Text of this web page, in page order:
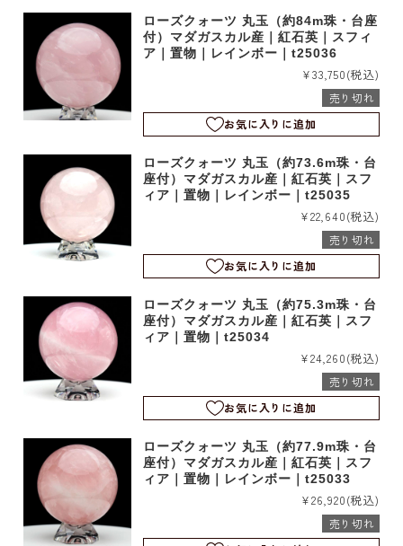
ローズクォーツ 丸玉（約84m珠・台座
付）マダガスカル産｜紅石英｜スフィ
ア｜置物｜レインボー｜t25036
¥33,750(税込)
売り切れ
お気に入りに追加
ローズクォーツ 丸玉（約73.6m珠・台
座付）マダガスカル産｜紅石英｜スフ
ィア｜置物｜レインボー｜t25035
¥22,640(税込)
売り切れ
お気に入りに追加
ローズクォーツ 丸玉（約75.3m珠・台
座付）マダガスカル産｜紅石英｜スフ
ィア｜置物｜t25034
¥24,260(税込)
売り切れ
お気に入りに追加
ローズクォーツ 丸玉（約77.9m珠・台
座付）マダガスカル産｜紅石英｜スフ
ィア｜置物｜レインボー｜t25033
¥26,920(税込)
売り切れ